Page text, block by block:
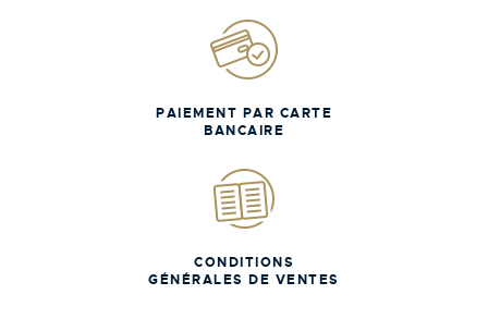
PAIEMENT PAR CARTE
BANCAIRE
CONDITIONS
GÉNÉRALES DE VENTES